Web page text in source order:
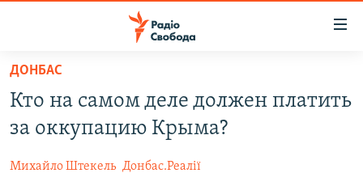
Перейти
основного
матеріалу
до
ПОЛІТИКА
ВІЙНА
ДОНБАС
Кто на самом деле должен платить
за оккупацию Крыма?
Михайло Штекель Донбас.Реалії